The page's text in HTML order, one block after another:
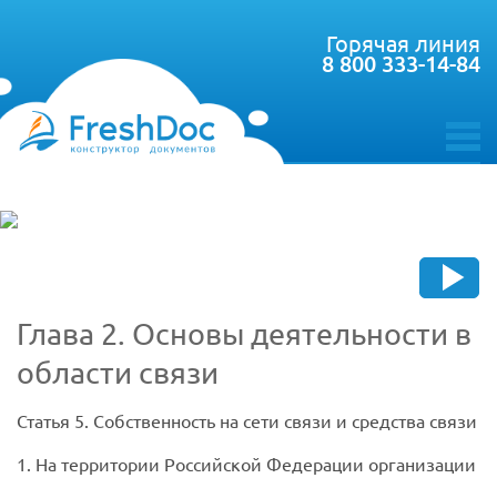
toggle
Горячая линия
8 800 333-14-84
Глава 2. Основы деятельности в
области связи
Статья 5. Собственность на сети связи и средства связи
1. На территории Российской Федерации организации